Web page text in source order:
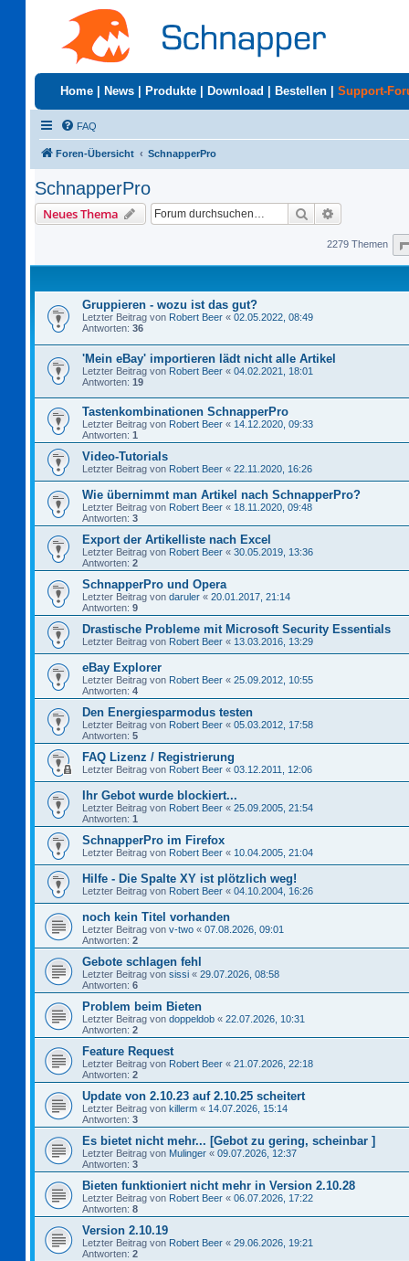
Home News Produkte Download Bestellen Support-
FAQ
Foren-Übersicht SchnapperPro
SchnapperPro
Neues Thema Suche
2279 Themen
Gruppieren - wozu ist das gut?
Letzter Beitrag von Robert Beer « 02.05.2022, 08:49
Antworten: 36
'Mein eBay' importieren lädt nicht alle Artikel
Letzter Beitrag von Robert Beer « 04.02.2021, 18:01
Antworten: 19
Tastenkombinationen SchnapperPro
Letzter Beitrag von Robert Beer « 14.12.2020, 09:33
Antworten: 1
Video-Tutorials
Letzter Beitrag von Robert Beer « 22.11.2020, 16:26
Wie übernimmt man Artikel nach SchnapperPro?
Letzter Beitrag von Robert Beer « 18.11.2020, 09:48
Antworten: 3
Export der Artikelliste nach Excel
Letzter Beitrag von Robert Beer « 30.05.2019, 13:36
Antworten: 2
SchnapperPro und Opera
Letzter Beitrag von daruler « 20.01.2017, 21:14
Antworten: 9
Drastische Probleme mit Microsoft Security Essentials
Letzter Beitrag von Robert Beer « 13.03.2016, 13:29
eBay Explorer
Letzter Beitrag von Robert Beer « 25.09.2012, 10:55
Antworten: 4
Den Energiesparmodus testen
Letzter Beitrag von Robert Beer « 05.03.2012, 17:58
Antworten: 5
FAQ Lizenz / Registrierung
Letzter Beitrag von Robert Beer « 03.12.2011, 12:06
Ihr Gebot wurde blockiert...
Letzter Beitrag von Robert Beer « 25.09.2005, 21:54
Antworten: 1
SchnapperPro im Firefox
Letzter Beitrag von Robert Beer « 10.04.2005, 21:04
Hilfe - Die Spalte XY ist plötzlich weg!
Letzter Beitrag von Robert Beer « 04.10.2004, 16:26
noch kein Titel vorhanden
Letzter Beitrag von v-two « 07.08.2026, 09:01
Antworten: 2
Gebote schlagen fehl
Letzter Beitrag von sissi « 29.07.2026, 08:58
Antworten: 6
Problem beim Bieten
Letzter Beitrag von doppeldob « 22.07.2026, 10:31
Antworten: 2
Feature Request
Letzter Beitrag von Robert Beer « 21.07.2026, 22:18
Antworten: 2
Update von 2.10.23 auf 2.10.25 scheitert
Letzter Beitrag von killerm « 14.07.2026, 15:14
Antworten: 3
Es bietet nicht mehr... [Gebot zu gering, scheinbar ]
Letzter Beitrag von Mulinger « 09.07.2026, 12:37
Antworten: 3
Bieten funktioniert nicht mehr in Version 2.10.28
Letzter Beitrag von Robert Beer « 06.07.2026, 17:22
Antworten: 8
Version 2.10.19
Letzter Beitrag von Robert Beer « 29.06.2026, 19:21
Antworten: 2